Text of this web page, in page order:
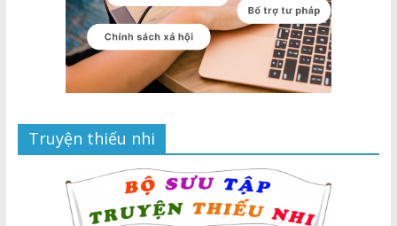
Truyện thiếu nhi